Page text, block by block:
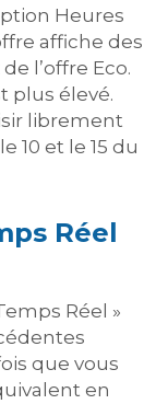
Heures
affiche des
l’offre Eco.
plus élevé.
librement
10 et le 15 du
Réel
Réel »
que vous
en